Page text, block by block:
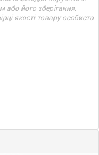
його зберігання.
якості товару особисто